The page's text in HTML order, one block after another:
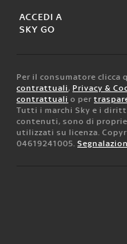
ACCEDI A
SKY GO
Per il consumatore clicca
contrattuali, Privacy &
contrattuali o per
Tutti i marchi Sky e i
contenuti, sono di
utilizzati su licenza.
04619241005.